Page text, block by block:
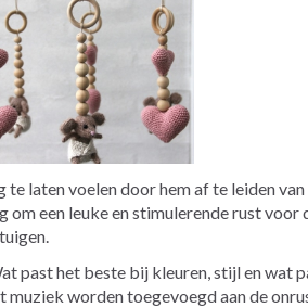
laten voelen door hem af te leiden van
een leuke en stimulerende rust voor
past het beste bij kleuren, stijl en wat
worden toegevoegd aan de